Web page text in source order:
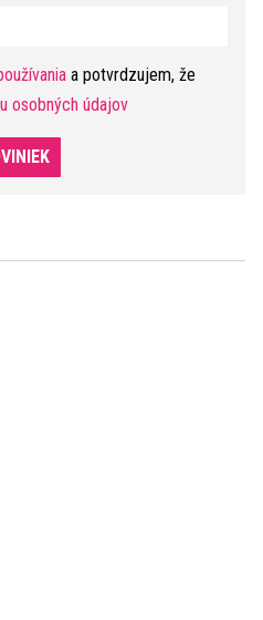
a potvrdzujem, že
osobných údajov